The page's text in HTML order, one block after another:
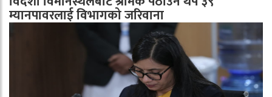
म्यानपावरलाई विभागको जरिवाना